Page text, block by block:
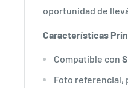
oportunidad de
Características
Compatible con
Foto referencial,